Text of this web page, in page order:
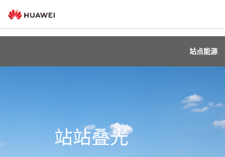
站点能源
站站叠光